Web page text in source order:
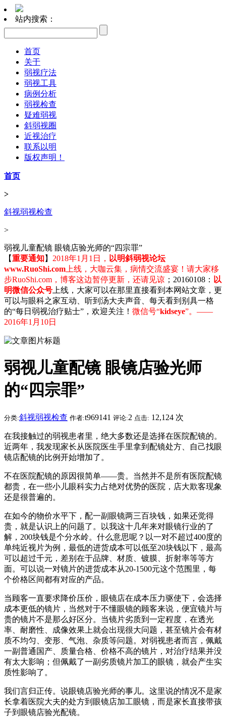
站内搜索：
首页
关于
弱视疗法
弱视工具
病例分析
弱视检查
疑难弱视
斜弱视圈
近视治疗
联系以明
版权声明！
首页
>
斜视弱视检查
>
弱视儿童配镜 眼镜店验光师的“四宗罪”
【重要通知】 2018年1月1日， 以明斜弱视论坛
www.RuoShi.com 上线，大咖云集，病情交流盛宴！请大家移
步RuoShi.com，博客这边暂停更新，还请见谅 ；20160108： 以
明微信公众号 上线，大家可以在那里直接看到本网站文章，更
可以与眼科之家互动、听到汤大夫声音、每天看到别具一格
的“每日弱视治疗贴士”，欢迎关注！ 微信号“kidseye”。——
2016年1月10日
弱视儿童配镜 眼镜店验光师
的“四宗罪”
分类:斜视弱视检查 作者:t969141 评论:2 点击: 12,124 次
在我接触过的弱视患者里，绝大多数还是选择在医院配镜的。
近两年，我发现家长从医院医生手里拿到配镜处方、自己找眼
镜店配镜的比例开始增加了。
不在医院配镜的原因很简单——贵。当然并不是所有医院配镜
都贵，在一些小儿眼科实力占绝对优势的医院，店大欺客现象
还是很普遍的。
在如今的物价水平下，配一副眼镜两三百块钱，如果还觉得
贵，就是认识上的问题了。以我这十几年来对眼镜行业的了
解，200块钱是个分水岭。什么意思呢？以一对不超过400度的
单纯近视片为例，最低的进货成本可以低至20块钱以下，最高
可以超过千元，差别在于品牌、材质、镀膜、折射率等等方
面。可以说一对镜片的进货成本从20-1500元这个范围里，每
个价格区间都有对应的产品。
当顾客一直要求降价压价，眼镜店在成本压力驱使下，会选择
成本更低的镜片，当然对于不懂眼镜的顾客来说，便宜镜片与
贵的镜片不是那么好区分。当镜片劣质到一定程度，在透光
率、耐磨性、成像效果上就会出现很大问题，甚至镜片会有材
质不均匀、变形、气泡、杂质等问题。对弱视患者而言，佩戴
一副普通国产、质量合格、价格不高的镜片，对治疗结果并没
有太大影响；但佩戴了一副劣质镜片加工的眼镜，就会产生实
质性影响了。
我们言归正传。说眼镜店验光师的事儿。这里说的情况不是家
长拿着医院大夫的处方到眼镜店加工眼镜，而是家长直接带孩
子到眼镜店验光配镜。